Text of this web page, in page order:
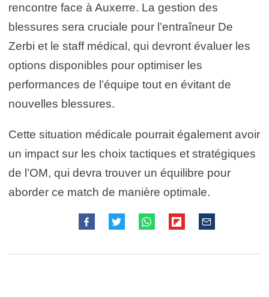
rencontre face à Auxerre. La gestion des
blessures sera cruciale pour l’entraîneur De
Zerbi et le staff médical, qui devront évaluer les
options disponibles pour optimiser les
performances de l’équipe tout en évitant de
nouvelles blessures.
Cette situation médicale pourrait également avoir
un impact sur les choix tactiques et stratégiques
de l’OM, qui devra trouver un équilibre pour
aborder ce match de manière optimale.